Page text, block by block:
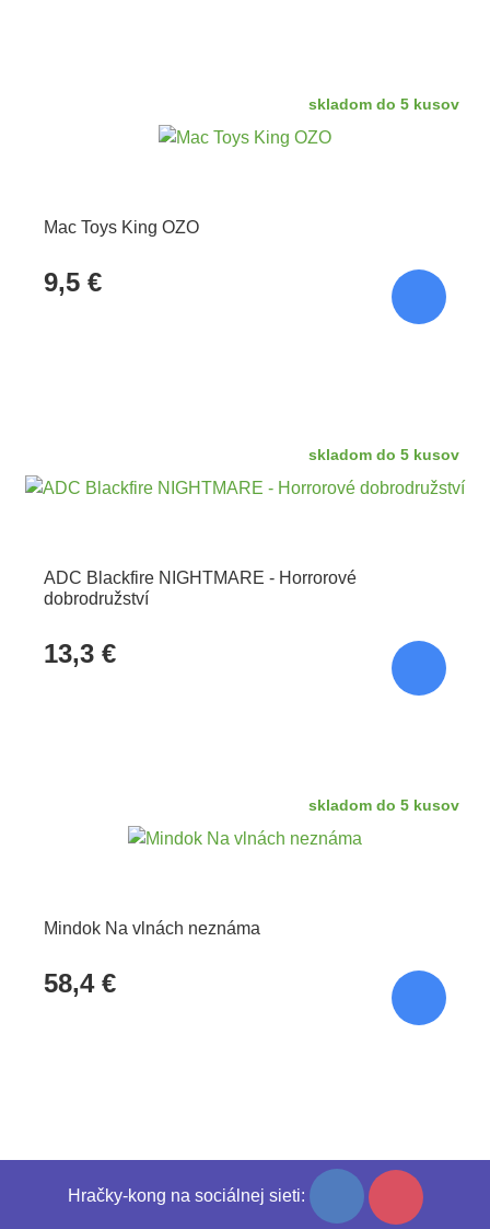
skladom do 5 kusov
Mac Toys King OZO
9,5 €
skladom do 5 kusov
ADC Blackfire NIGHTMARE - Horrorové
dobrodružství
13,3 €
skladom do 5 kusov
Mindok Na vlnách neznáma
58,4 €
Hračky-kong na sociálnej sieti: